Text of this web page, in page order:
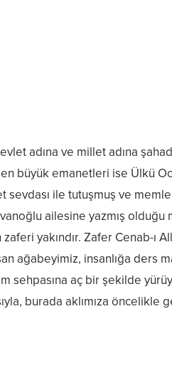
adına ve millet adına
büyük emanetleri ise Ülkü
sevdası ile tutuşmuş ve
ailesine yazmış olduğu
yakındır. Zafer Cenab-ı
ağabeyimiz, insanlığa ders
sehpasına aç bir şekilde
burada aklımıza öncelikle